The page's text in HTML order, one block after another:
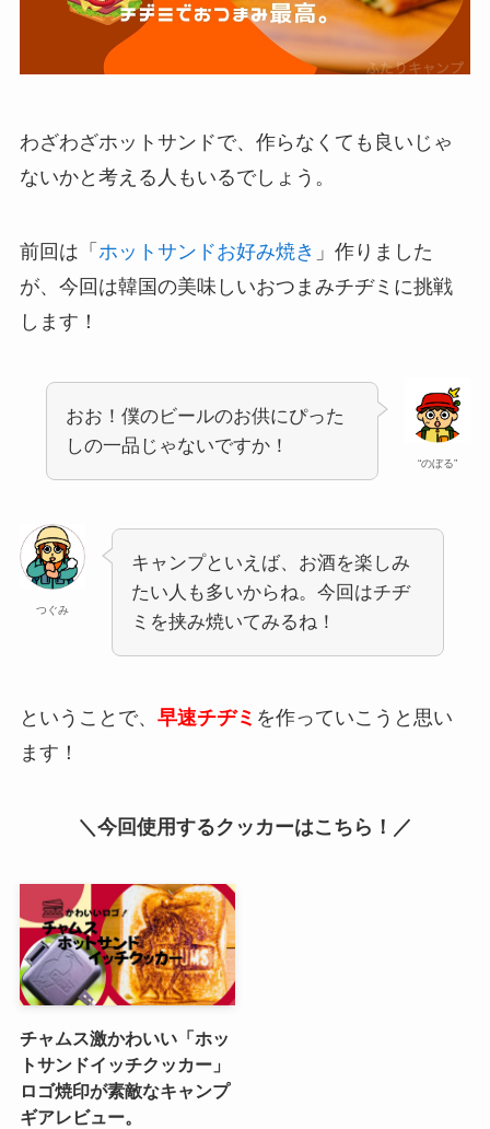
わざわざホットサンドで、作らなくても良いじゃ
ないかと考える人もいるでしょう。
前回は「 ホットサンドお好み焼き 」作りました
が、今回は韓国の美味しいおつまみチヂミに挑戦
します！
“のぼる”
おお！僕のビールのお供にぴった
しの一品じゃないですか！
つぐみ
キャンプといえば、お酒を楽しみ
たい人も多いからね。今回はチヂ
ミを挟み焼いてみるね！
ということで、 早速チヂミ を作っていこうと思い
ます！
＼今回使用するクッカーはこちら！／
チャムス激かわいい「ホッ
トサンドイッチクッカー」
ロゴ焼印が素敵なキャンプ
ギアレビュー。